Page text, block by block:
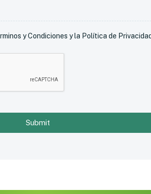
y Condiciones y la Política de
Submit